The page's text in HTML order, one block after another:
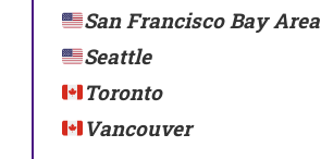
San Francisco Bay Area
Seattle
Toronto
Vancouver